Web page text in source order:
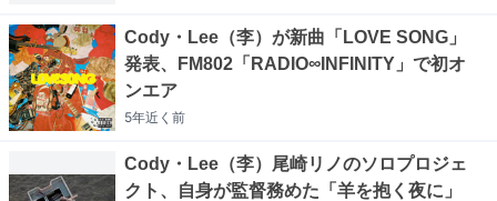
Cody・Lee（李）が新曲「LOVE SONG」
発表、FM802「RADIO∞INFINITY」で初オ
ンエア
5年近く 前
Cody・Lee（李）尾崎リノのソロプロジェ
クト、自身が監督務めた「羊を抱く夜に」